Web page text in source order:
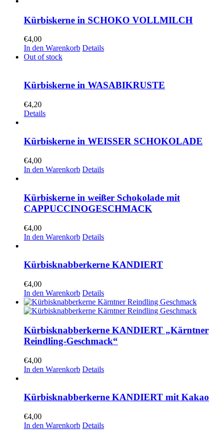
Kürbiskerne in SCHOKO VOLLMILCH
€4,00
In den Warenkorb Details
Out of stock
Kürbiskerne in WASABIKRUSTE
€4,20
Details
Kürbiskerne in WEISSER SCHOKOLADE
€4,00
In den Warenkorb Details
Kürbiskerne in weißer Schokolade mit
CAPPUCCINOGESCHMACK
€4,00
In den Warenkorb Details
Kürbisknabberkerne KANDIERT
€4,00
In den Warenkorb Details
Kürbisknabberkerne KANDIERT „Kärntner
Reindling-Geschmack“
€4,00
In den Warenkorb Details
Kürbisknabberkerne KANDIERT mit Kakao
€4,00
In den Warenkorb Details